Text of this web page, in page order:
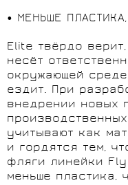
• МЕНЬШЕ
Elite твёрдо
несёт
окружающей
ездит. При
внедрении новых
учитывают как
и гордятся тем,
фляги линейки Fly
меньше пластика,